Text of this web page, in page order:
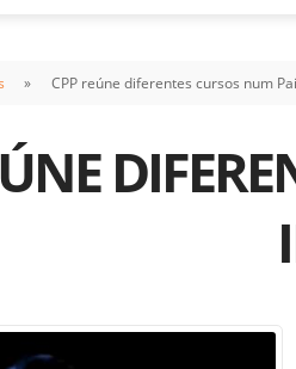
(funcionários/professores)
PROUNI
Saiba como ingressar na
URCAMP
Fale com um
CPP reúne diferentes cursos num